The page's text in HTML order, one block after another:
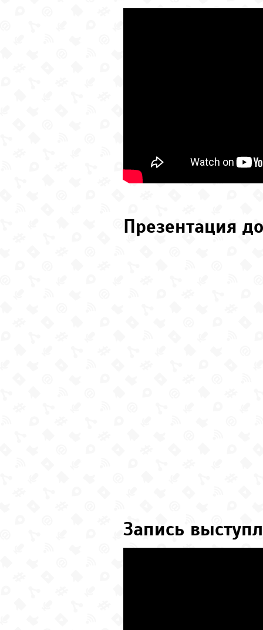
Презентация
Запись